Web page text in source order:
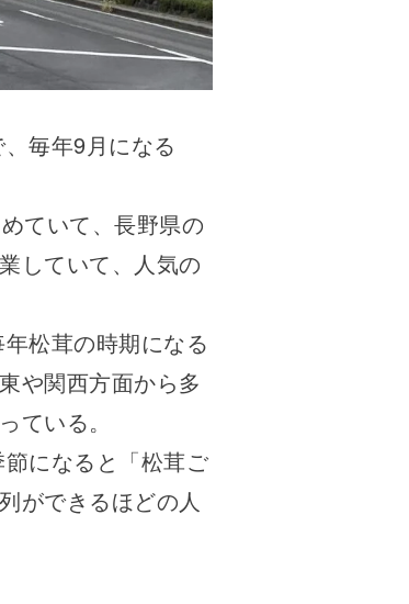
毎年9月になる
ていて、長野県の
していて、人気の
松茸の時期になる
や関西方面から多
ている。
になると「松茸ご
ができるほどの人